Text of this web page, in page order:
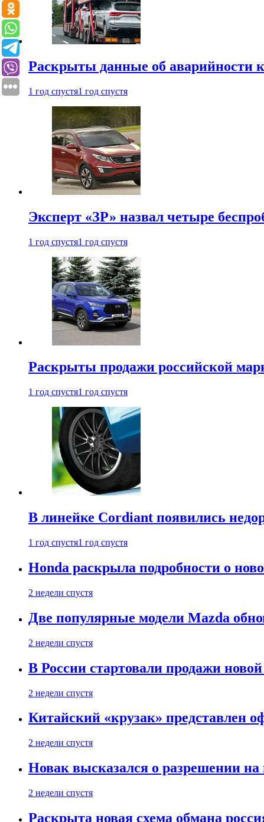
Раскрыты данные об аварийности
1 год спустя1 год спустя
Эксперт «ЗР» назвал четыре
1 год спустя1 год спустя
Раскрыты продажи российской
1 год спустя1 год спустя
В линейке Cordiant появились
1 год спустя1 год спустя
Honda раскрыла подробности о
2 недели спустя
Две популярные модели Mazda
2 недели спустя
В России стартовали продажи
2 недели спустя
Китайский «крузак» представлен
2 недели спустя
Новак высказался о разрешении
2 недели спустя
Раскрыта новая схема обмана